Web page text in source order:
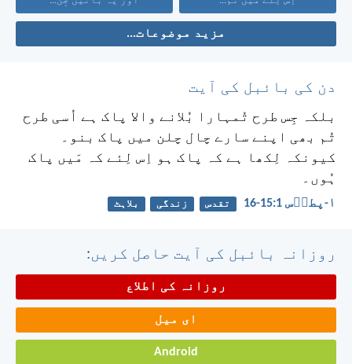
مزید موضوعات...
دن کی بائبل کی آیت
بلکہ جِس طرح تُمہارا بُلانے والا پاک ہے اُسی طرح
تُم بھی اپنے سارے چال چلن میں پاک بنو۔
کیونکہ لِکھا ہے کہ پاک ہو اِس لِئے کہ مَیں پاک
ہُوں۔
۱-پطرؔس 1:‏15-‏16 تقدس زندگی بلاہٹ
روزانہ بائبل کی آیت حاصل کریں:
روزانہ کی اطلاع
ای میل
Android